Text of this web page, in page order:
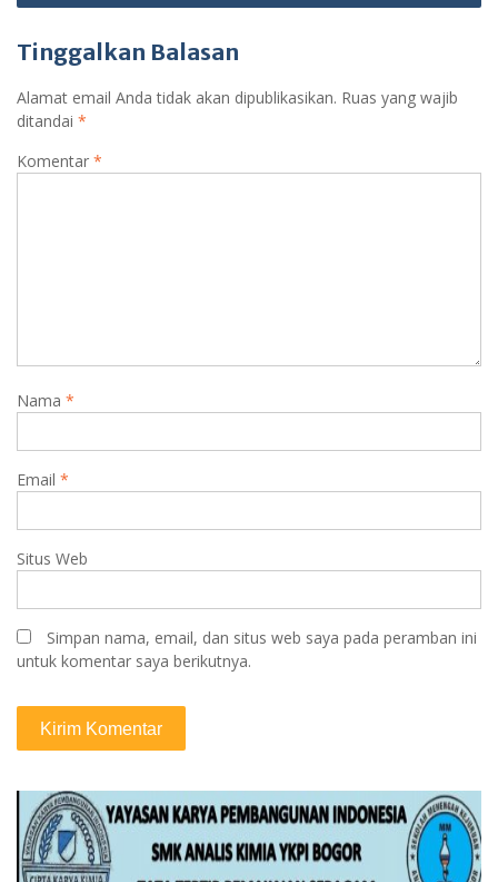
Tinggalkan Balasan
Alamat email Anda tidak akan dipublikasikan. Ruas yang wajib
ditandai *
Komentar *
Nama *
Email *
Situs Web
Simpan nama, email, dan situs web saya pada peramban ini
untuk komentar saya berikutnya.